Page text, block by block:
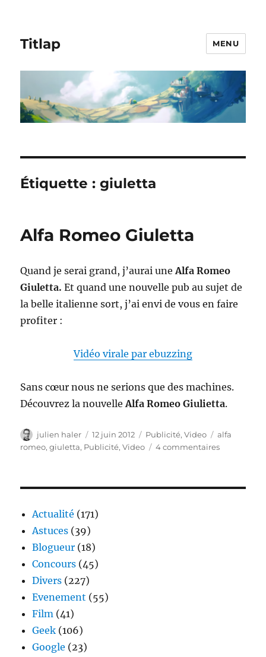
Titlap MENU
Étiquette :giuletta
Alfa Romeo Giuletta
Quand je serai grand, j’aurai uneAlfa Romeo
Giuletta. Et quand une nouvelle pub au sujet de
la belle italienne sort, j’ai envi de vous en faire
profiter :
Vidéo virale par ebuzzing
Sans cœur nous ne serions que des machines.
Découvrez la nouvelle Alfa Romeo Giulietta.
Auteur
julien haler
Publié
le
12 juin 2012 Catégories
Publicité,Video Étiquettes
alfa
romeo,giuletta, Publicité,Video 4 commentairessur
Actualité (171)
Astuces (39)
Blogueur (18)
Concours (45)
Divers (227)
Evenement (55)
Film (41)
Geek (106)
Google (23)